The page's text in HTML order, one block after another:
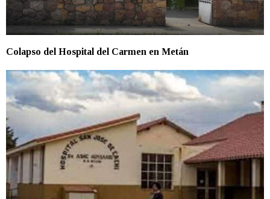
Colapso del Hospital del Carmen en Metán